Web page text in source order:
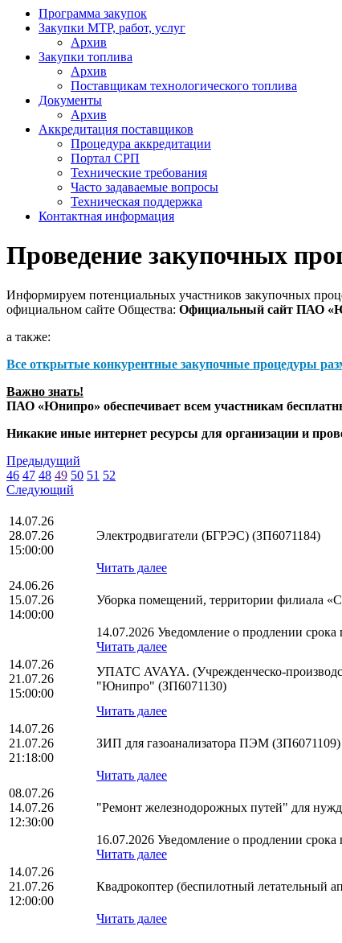
Программа закупок
Закупки МТР, работ, услуг
Архив
Закупки топлива
Архив
Поставщикам технологического топлива
Документы
Архив
Аккредитация поставщиков
Процедура аккредитации
Портал СРП
Технические требования
Часто задаваемые вопросы
Техническая поддержка
Контактная информация
Проведение закупочных
Информируем потенциальных участников закупочных
официальном сайте Общества: Официальный сайт ПАО
а также:
Все открытые конкурентные закупочные процедуры
Важно знать!
ПАО «Юнипро» обеспечивает всем участникам
Никакие иные интернет ресурсы для организации и
Предыдущий
46 47 48 49 50 51 52
Следующий
14.07.26
28.07.26
15:00:00
Электродвигатели (БГРЭС) (ЗП6071184)
Читать далее
24.06.26
15.07.26
14:00:00
Уборка помещений, территории филиала
14.07.2026 Уведомление о продлении
Читать далее
14.07.26
21.07.26
15:00:00
УПАТС AVAYA. (Учрежденческо-
"Юнипро" (ЗП6071130)
Читать далее
14.07.26
21.07.26
21:18:00
ЗИП для газоанализатора ПЭМ (ЗП6071109)
Читать далее
08.07.26
14.07.26
12:30:00
"Ремонт железнодорожных путей" для
16.07.2026 Уведомление о продлении
Читать далее
14.07.26
21.07.26
12:00:00
Квадрокоптер (беспилотный летательный
Читать далее